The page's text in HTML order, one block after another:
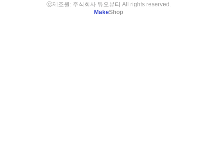
ⓒ제조원: 주식회사 듀오뷰티 All rights reserved.
MakeShop